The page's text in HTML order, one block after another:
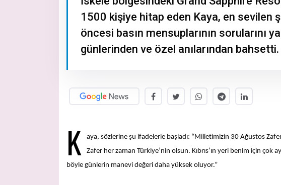
1500 kişiye hitap eden Kaya, en sevilen
öncesi basın mensuplarının sorularını
günlerinden ve özel anılarından bahsetti.
K
aya, sözlerine şu ifadelerle başladı: “Milletimizin 30 Ağustos
Zafer her zaman Türkiye’nin olsun. Kıbrıs’ın yeri benim için
böyle günlerin manevi değeri daha yüksek oluyor.”